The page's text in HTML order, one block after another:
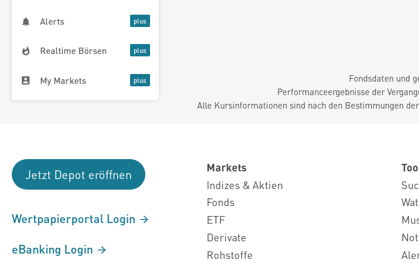
Alerts
Realtime Börsen
My Markets Fondsdaten und
Performanceergebnisse der
Alle Kursinformationen sind nach den Bestimmungen
Jetzt Depot eröffnen
Wertpapierportal Login
eBanking Login
Markets
Indizes & Aktien
Fonds
ETF
Derivate
Rohstoffe